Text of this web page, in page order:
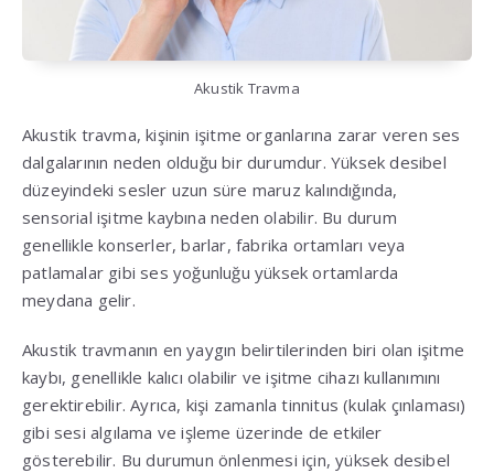
Akustik Travma
Akustik travma, kişinin işitme organlarına zarar veren ses
dalgalarının neden olduğu bir durumdur. Yüksek desibel
düzeyindeki sesler uzun süre maruz kalındığında,
sensorial işitme kaybına neden olabilir. Bu durum
genellikle konserler, barlar, fabrika ortamları veya
patlamalar gibi ses yoğunluğu yüksek ortamlarda
meydana gelir.
Akustik travmanın en yaygın belirtilerinden biri olan işitme
kaybı, genellikle kalıcı olabilir ve işitme cihazı kullanımını
gerektirebilir. Ayrıca, kişi zamanla tinnitus (kulak çınlaması)
gibi sesi algılama ve işleme üzerinde de etkiler
gösterebilir. Bu durumun önlenmesi için, yüksek desibel